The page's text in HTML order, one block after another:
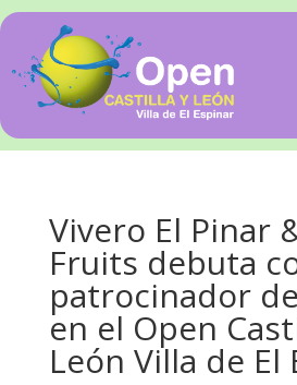
Vivero El Pinar
Fruits debuta
patrocinador
en el Open
León Villa de El